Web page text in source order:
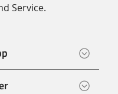
Service.